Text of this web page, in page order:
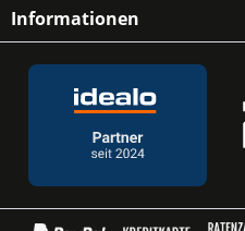
Informationen